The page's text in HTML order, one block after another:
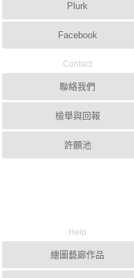
Plurk
Facebook
Contact
聯絡我們
檢舉與回報
許願池
Help
繪圖藝廊作品